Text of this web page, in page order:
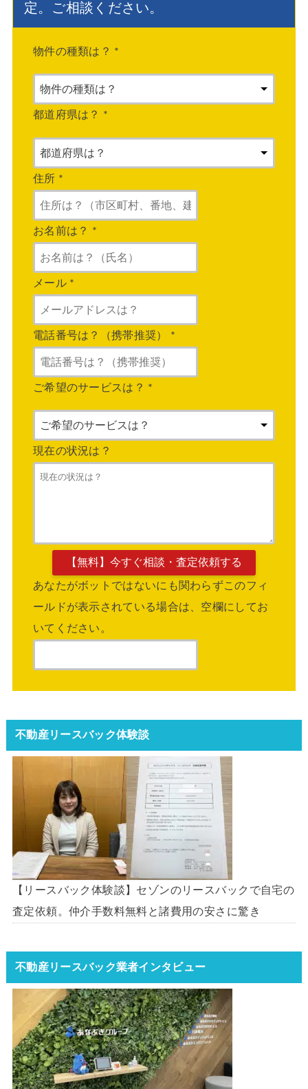
定。ご相談ください。
物件の種類は？ *
都道府県は？ *
住所 *
お名前は？ *
メール *
電話番号は？（携帯推奨） *
ご希望のサービスは？ *
現在の状況は？
あなたがボットではないにも関わらずこのフィ
ールドが表示されている場合は、空欄にしてお
いてください。
不動産リースバック体験談
【リースバック体験談】セゾンのリースバックで自宅の
査定依頼。仲介手数料無料と諸費用の安さに驚き
不動産リースバック業者インタビュー